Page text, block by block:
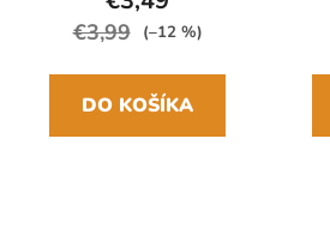
€3,99 (–12 %)
DO KOŠÍKA